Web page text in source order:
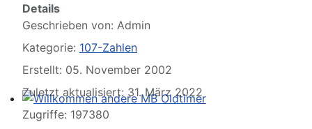
Willkommen andere MB Oldtimer
Details
Geschrieben von: Admin
Kategorie: 107-Zahlen
Erstellt: 05. November 2002
Zuletzt aktualisiert: 31. März 2022
Zugriffe: 197380